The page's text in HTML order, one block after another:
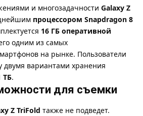
и многозадачности Galaxy Z
процессором Snapdragon 8
16 ГБ оперативной
одним из самых
на рынке. Пользователи
двумя вариантами хранения
ТБ.
для съемки
Z TriFold также не подведет.